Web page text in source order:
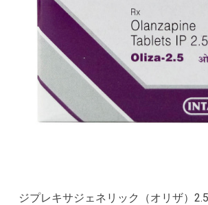
ジプレキサジェネリック（オリザ）